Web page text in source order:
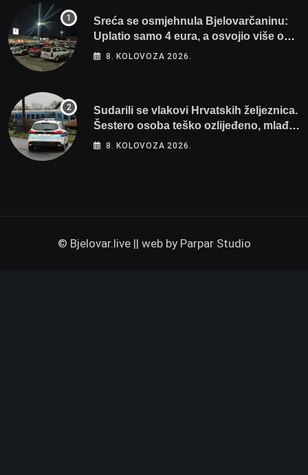
Sreća se osmjehnula Bjelovarčaninu:
Uplatio samo 4 eura, a osvojio više od
80 tisuća eura
8. KOLOVOZA 2026.
Sudarili se vlakovi Hrvatskih željeznica.
Šestero osoba teško ozlijeđeno, mlađa
žena na intenzivnoj
8. KOLOVOZA 2026.
© Bjelovar.live || web by Parpar Studio